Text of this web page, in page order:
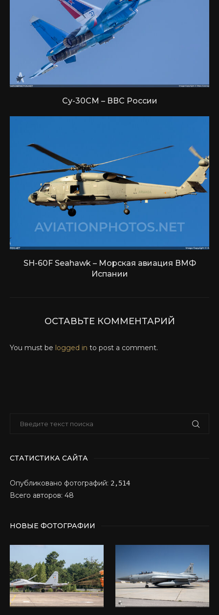
Су-30СМ – ВВС России
SH-60F Seahawk – Морская авиация ВМФ
Испании
ОСТАВЬТЕ КОММЕНТАРИЙ
You must be logged in to post a comment.
СТАТИСТИКА САЙТА
Опубликовано фотографий: 2,514
Всего авторов: 48
НОВЫЕ ФОТОГРАФИИ